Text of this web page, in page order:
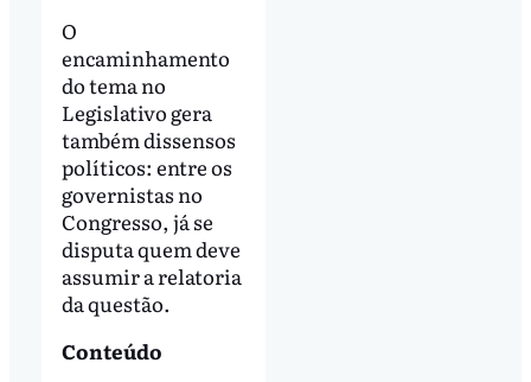
O
encaminhamento
do tema no
Legislativo gera
também dissensos
políticos: entre os
governistas no
Congresso, já se
disputa quem deve
assumir a relatoria
da questão.
Conteúdo